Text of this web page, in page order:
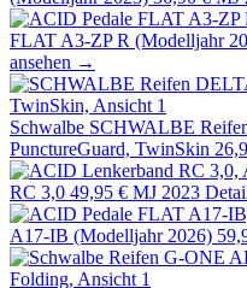
FLAT A3-ZP R (Modelljahr
ansehen →
Schwalbe SCHWALBE
PunctureGuard, TwinSkin
RC 3,0 49,95 € MJ 2023
A17-IB (Modelljahr 2026)